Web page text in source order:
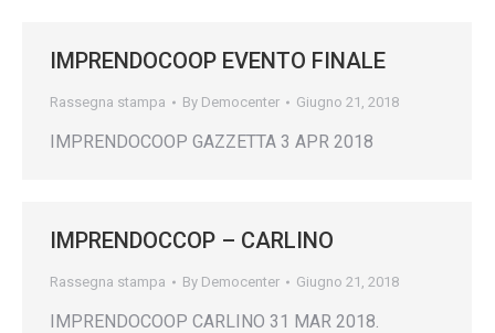
IMPRENDOCOOP EVENTO FINALE
Rassegna stampa By Democenter Giugno 21, 2018
IMPRENDOCOOP GAZZETTA 3 APR 2018
IMPRENDOCCOP – CARLINO
Rassegna stampa By Democenter Giugno 21, 2018
IMPRENDOCOOP CARLINO 31 MAR 2018.